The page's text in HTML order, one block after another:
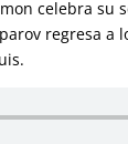
celebra su
regresa a